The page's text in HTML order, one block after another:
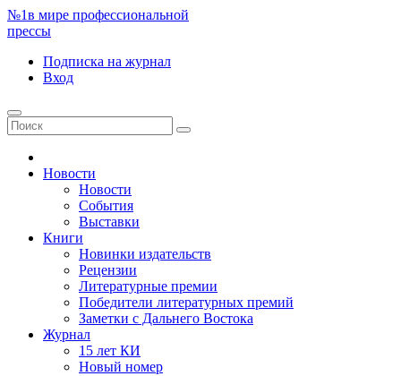
№1в мире профессиональной
прессы
Подписка на журнал
Вход
Новости
Новости
События
Выставки
Книги
Новинки издательств
Рецензии
Литературные премии
Победители литературных премий
Заметки с Дальнего Востока
Журнал
15 лет КИ
Новый номер